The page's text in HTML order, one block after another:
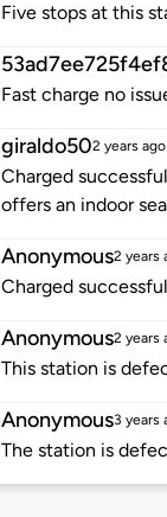
Five stops at this
Fast charge no
giraldo502 years ago
Charged
offers an indoor
Anonymous2 years
Charged
Anonymous2 years
This station is
Anonymous3 years
The station is